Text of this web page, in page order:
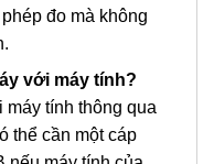
đo mà không
với máy tính?
máy tính thông qua
thể cần một cáp